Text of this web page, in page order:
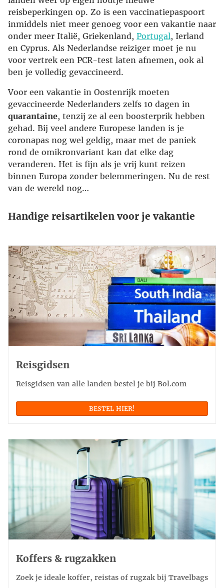
reisbeperkingen op. Zo is een vaccinatiepaspoort
inmiddels niet meer genoeg voor een vakantie naar
onder meer Italië, Griekenland, Portugal, Ierland
en Cyprus. Als Nederlandse reiziger moet je nu
voor vertrek een PCR-test laten afnemen, ook al
ben je volledig gevaccineerd.
Voor een vakantie in Oostenrijk moeten
gevaccineerde Nederlanders zelfs 10 dagen in
quarantaine, tenzij ze al een boosterprik hebben
gehad. Bij veel andere Europese landen is je
coronapas nog wel geldig, maar met de paniek
rond de omikronvariant kan dat elke dag
veranderen. Het is fijn als je vrij kunt reizen
binnen Europa zonder belemmeringen. Nu de rest
van de wereld nog…
Handige reisartikelen voor je vakantie
Reisgidsen
Reisgidsen van alle landen bestel je bij Bol.com
BESTEL HIER!
Koffers & rugzakken
Zoek je ideale koffer, reistas of rugzak bij Travelbags